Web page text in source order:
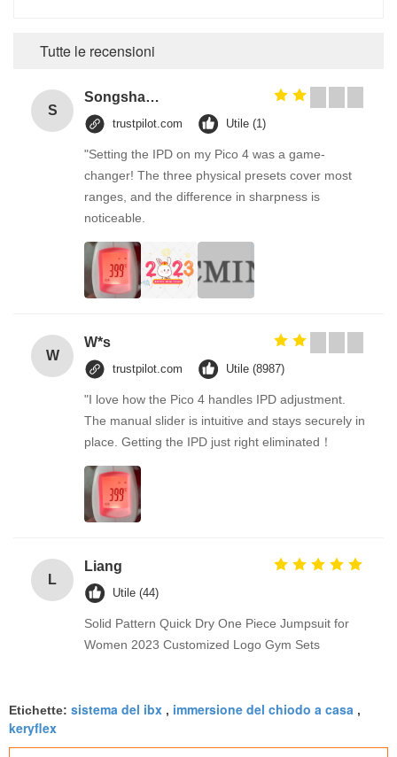
Tutte le recensioni
S
Songshang
trustpilot.com Utile (1)
"Setting the IPD on my Pico 4 was a game-
changer! The three physical presets cover most
ranges, and the difference in sharpness is
noticeable.
W
W*s
trustpilot.com Utile (8987)
"I love how the Pico 4 handles IPD adjustment.
The manual slider is intuitive and stays securely in
place. Getting the IPD just right eliminated！
L
Liang
Utile (44)
Solid Pattern Quick Dry One Piece Jumpsuit for
Women 2023 Customized Logo Gym Sets
Etichette: sistema del ibx , immersione del chiodo a casa ,
keryflex